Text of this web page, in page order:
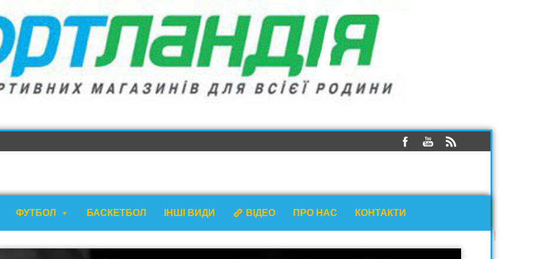
ФУТБОЛ БАСКЕТБОЛ ІНШІ ВИДИ ВІДЕО ПРО НАС КОНТАКТИ